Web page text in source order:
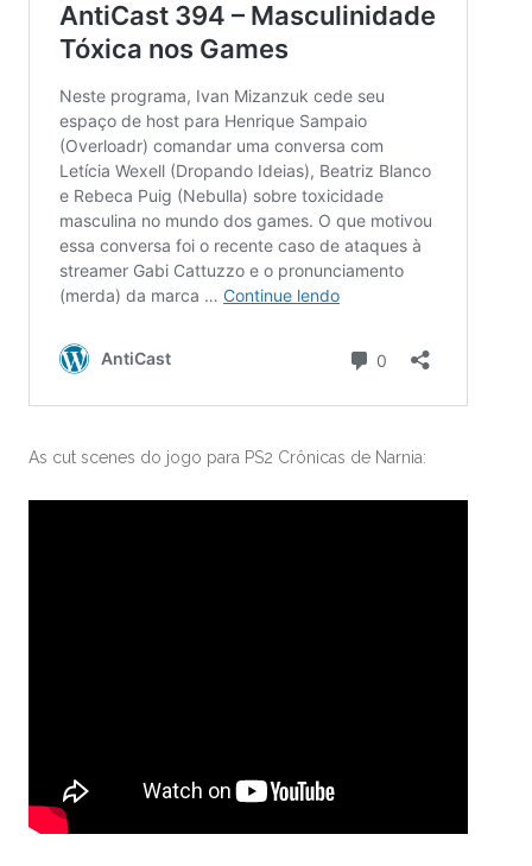
As cut scenes do jogo para PS2 Crônicas de Narnia: